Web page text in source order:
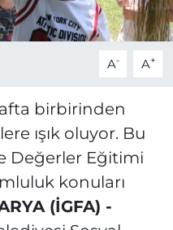
A- A+
birbirinden
ışık oluyor. Bu
Değerler Eğitimi
konuları
(İGFA) -